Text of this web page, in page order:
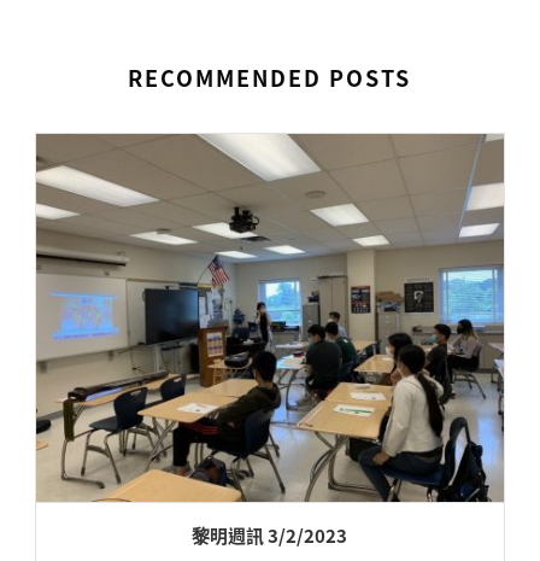
RECOMMENDED POSTS
黎明週訊 3/2/2023